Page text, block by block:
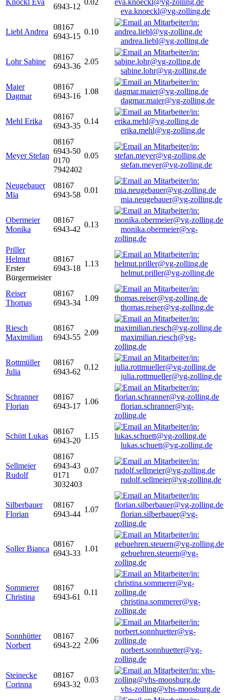
Knöckl Eva
6943-12
0.02
eva.knoeckl@vg-zolling.de
Liebl Andrea
08167
6943-15
0.10
andrea.liebl@vg-zolling.de
Lohr Sabine
08167
6943-36
2.05
sabine.lohr@vg-zolling.de
Maier
Dagmar
08167
6943-16
1.08
dagmar.maier@vg-zolling.de
Mehl Erika
08167
6943-35
0.14
erika.mehl@vg-zolling.de
Meyer Stefan
08167
6943-50
0170
7942402
0.05
stefan.meyer@vg-zolling.de
Neugebauer
Mia
08167
6943-58
0.01
mia.neugebauer@vg-zolling.de
Obermeier
Monika
08167
6943-42
0.13
monika.obermeier@vg-
zolling.de
Priller
Helmut
Erster
Bürgermeister
08167
6943-18
1.13
helmut.priller@vg-zolling.de
Reiser
Thomas
08167
6943-34
1.09
thomas.reiser@vg-zolling.de
Riesch
Maximilian
08167
6943-55
2.09
maximilian.riesch@vg-
zolling.de
Rottmüller
Julia
08167
6943-62
0.12
julia.rottmueller@vg-zolling.de
Schranner
Florian
08167
6943-17
1.06
florian.schranner@vg-
zolling.de
Schütt Lukas
08167
6943-20
1.15
lukas.schuett@vg-zolling.de
Sellmeier
Rudolf
08167
6943-43
0171
3032403
0.07
rudolf.sellmeier@vg-zolling.de
Silberbauer
Florian
08167
6943-44
1.07
florian.silberbauer@vg-
zolling.de
Soller Bianca
08167
6943-33
1.01
gebuehren.steuern@vg-
zolling.de
Sommerer
Christina
08167
6943-61
0.11
christina.sommerer@vg-
zolling.de
Sonnhütter
Norbert
08167
6943-22
2.06
norbert.sonnhuetter@vg-
zolling.de
Steinecke
Corinna
08167
6943-32
0.03
vhs-zolling@vhs-moosburg.de